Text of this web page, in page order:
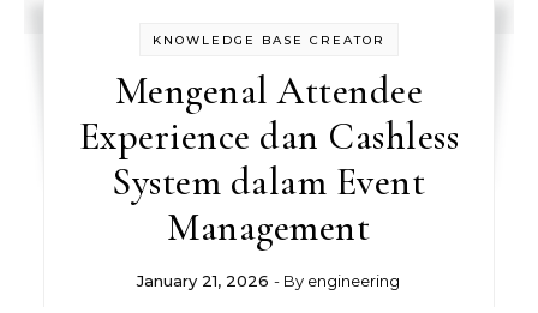
KNOWLEDGE BASE CREATOR
Mengenal Attendee
Experience dan Cashless
System dalam Event
Management
January 21, 2026 - By engineering